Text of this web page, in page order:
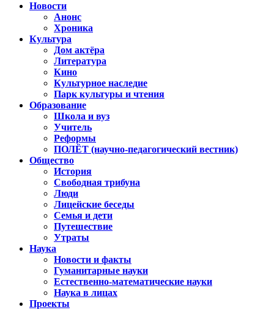
Новости
Анонс
Хроника
Культура
Дом актёра
Литература
Кино
Культурное наследие
Парк культуры и чтения
Образование
Школа и вуз
Учитель
Реформы
ПОЛЁТ (научно-педагогический вестник)
Общество
История
Свободная трибуна
Люди
Лицейские беседы
Семья и дети
Путешествие
Утраты
Наука
Новости и факты
Гуманитарные науки
Естественно-математические науки
Наука в лицах
Проекты